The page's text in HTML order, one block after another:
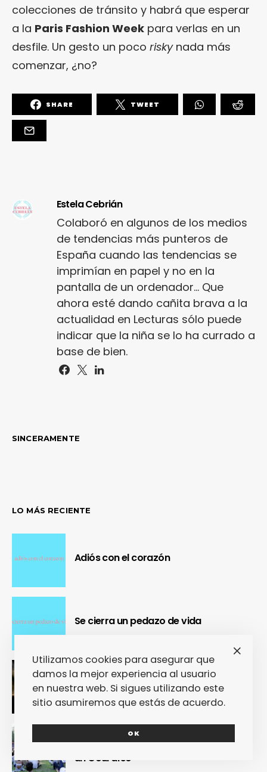
colecciones de tránsito y habrá que esperar
a la Paris Fashion Week para verlas en un
desfile. Un gesto un poco riskynada más
comenzar, ¿no?
SHARE TWEET
Estela Cebrián
Colaboró en algunos de los medios
de tendencias más punteros de
España cuando las tendencias se
imprimían en papel y no en la
pantalla de un ordenador... Que
ahora esté dando cañita brava a la
actualidad en Lecturas sólo puede
indicar que la niña se lo ha currado a
base de bien.
SINCERAMENTE
LO MÁS RECIENTE
Adiós con el corazón
Se cierra un pedazo de vida
OUR Fest 2024 convirtió a Ourense en
la capital del Cool Britannia
Nuestra crónica confirma que Paredes
un Couraíso
Utilizamos cookies para asegurar que
damos la mejor experiencia al usuario
en nuestra web. Si sigues utilizando este
sitio asumiremos que estás de acuerdo.
OK